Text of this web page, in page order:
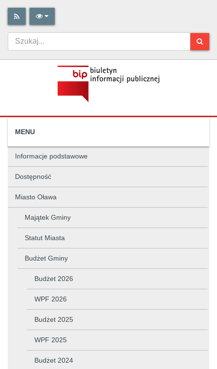
MENU
Informacje podstawowe
Dostępność
Miasto Oława
Majątek Gminy
Statut Miasta
Budżet Gminy
Budżet 2026
WPF 2026
Budżet 2025
WPF 2025
Budżet 2024